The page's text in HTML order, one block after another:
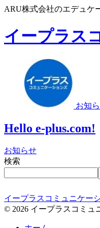
ARU株式会社のエデュケ
イープラス
お知
Hello e-plus.com!
お知らせ
検索
イープラスコミュニケー
© 2026 イープラスコミュ